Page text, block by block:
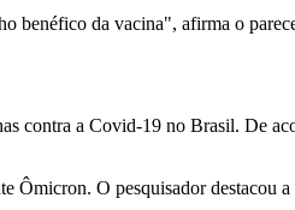
benéfico da vacina", afirma o
contra a Covid-19 no Brasil. De
Ômicron. O pesquisador destacou